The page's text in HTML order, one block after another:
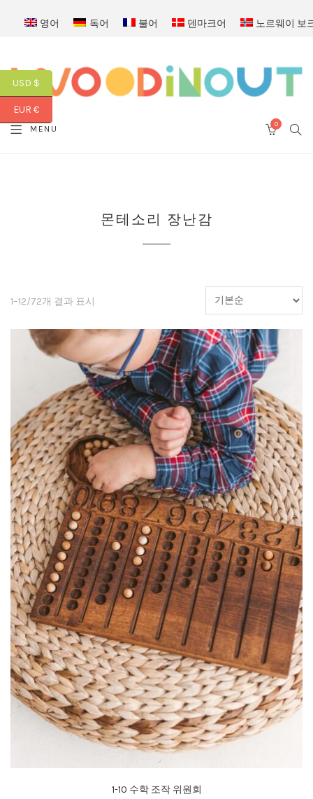
영어 독어 불어 덴마크어 노르웨이 보
MENU 0
몬테소리 장난감
1–12/72개 결과 표시
1-10 수학 조작 위원회
USD $
EUR €